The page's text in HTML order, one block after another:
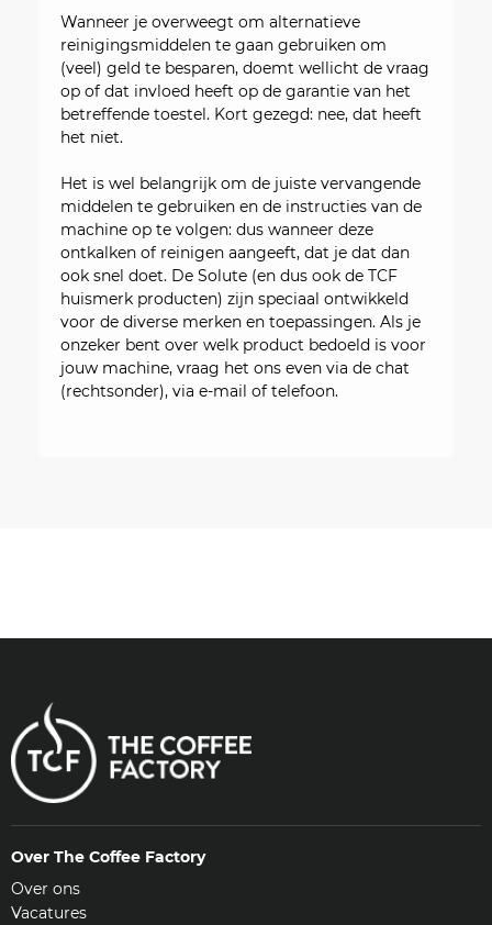
Wanneer je overweegt om alternatieve
reinigingsmiddelen te gaan gebruiken om
(veel) geld te besparen, doemt wellicht de vraag
op of dat invloed heeft op de garantie van het
betreffende toestel. Kort gezegd: nee, dat heeft
het niet.
Het is wel belangrijk om de juiste vervangende
middelen te gebruiken en de instructies van de
machine op te volgen: dus wanneer deze
ontkalken of reinigen aangeeft, dat je dat dan
ook snel doet. De Solute (en dus ook de TCF
huismerk producten) zijn speciaal ontwikkeld
voor de diverse merken en toepassingen. Als je
onzeker bent over welk product bedoeld is voor
jouw machine, vraag het ons even via de chat
(rechtsonder), via e-mail of telefoon.
Over The Coffee Factory
Over ons
Vacatures